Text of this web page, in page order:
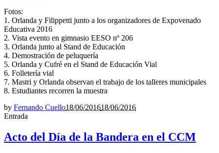
Fotos:
1. Orlanda y Filippetti junto a los organizadores de Expovenado
Educativa 2016
2. Vista evento en gimnasio EESO nº 206
3. Orlanda junto al Stand de Educación
4. Demostración de peluquería
5. Orlanda y Cufré en el Stand de Educación Vial
6. Folletería vial
7. Mastri y Orlanda observan el trabajo de los talleres municipales
8. Estudiantes recorren la muestra
by Fernando Cuello18/06/201618/06/2016
Entrada
Acto del Día de la Bandera en el CCM